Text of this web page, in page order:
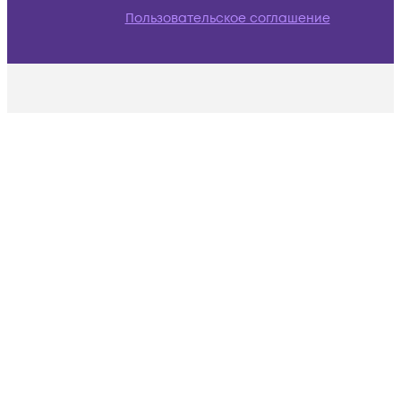
Пользовательское соглашение